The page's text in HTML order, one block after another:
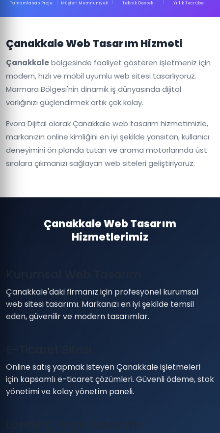
Tamamlanan Proje Müşteri Memnuniyeti Teknik Destek Yıllık Tecrübe
Çanakkale Web Tasarım Hizmeti
Çanakkalebölgesinde faaliyet gösteren işletmeniz için
modern, hızlı ve mobil uyumlu web sitesi tasarlıyoruz.
Marmara Bölgesi'nin dinamik iş dünyasında dijital
varlığınızı güçlendirmek artık çok kolay.
Evora Dijital olarak Çanakkale web tasarım hizmetimizle,
markanızın online kimliğini en iyi şekilde yansıtan, kullanıcı
deneyimini ön planda tutan ve arama motorlarında üst
sıralara çıkmanızı sağlayan web siteleri geliştiriyoruz.
Çanakkale Web Tasarım
Hizmetlerimiz
Çanakkale'daki firmanız için profesyonel kurumsal
web sitesi tasarımı. Markanızı en iyi şekilde temsil
eden, güvenilir ve modern tasarımlar.
Online satış yapmak isteyen Çanakkale işletmeleri
için kapsamlı e-ticaret çözümleri. Güvenli ödeme, stok
yönetimi ve kolay yönetim paneli.